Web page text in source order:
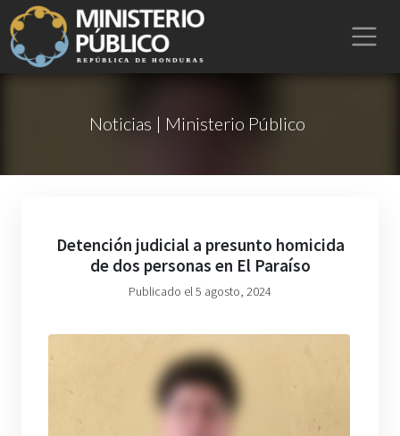
Noticias | Ministerio Público
Detención judicial a presunto homicida
de dos personas en El Paraíso
Publicado el 5 agosto, 2024